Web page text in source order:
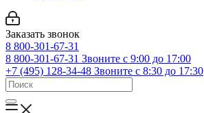
Заказать звонок
8 800-301-67-31
8 800-301-67-31 Звоните с 9:00 до 17:00
+7 (495) 128-34-48 Звоните с 8:30 до 17:30